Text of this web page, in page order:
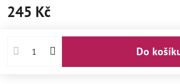
245 Kč
Do